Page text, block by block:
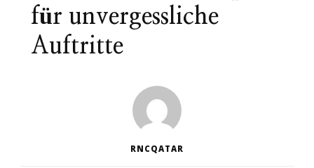
für unvergessliche
Auftritte
RNCQATAR